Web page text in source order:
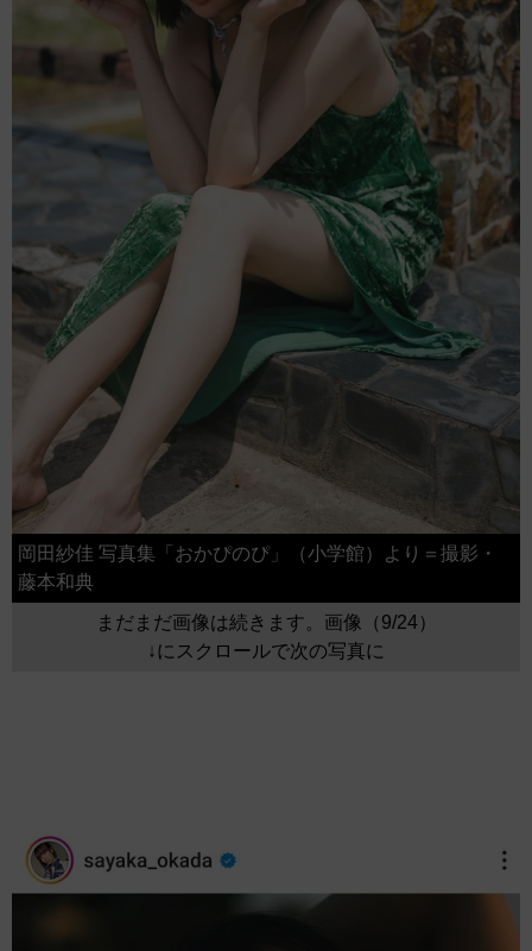
岡田紗佳 写真集「おかぴのぴ」（小学館）より＝撮影・
藤本和典
まだまだ画像は続きます。画像（9/24）
↓にスクロールで次の写真に